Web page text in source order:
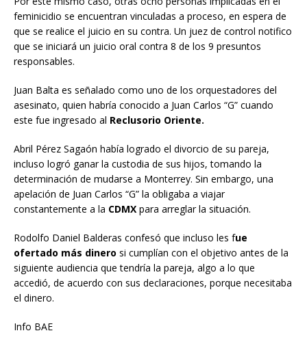
feminicidio se encuentran vinculadas a proceso, en espera de
que se realice el juicio en su contra. Un juez de control notifico
que se iniciará un juicio oral contra 8 de los 9 presuntos
responsables.
Juan Balta es señalado como uno de los orquestadores del
asesinato, quien habría conocido a Juan Carlos “G” cuando
este fue ingresado al Reclusorio Oriente.
Abril Pérez Sagaón había logrado el divorcio de su pareja,
incluso logró ganar la custodia de sus hijos, tomando la
determinación de mudarse a Monterrey. Sin embargo, una
apelación de Juan Carlos “G” la obligaba a viajar
constantemente a la CDMX para arreglar la situación.
Rodolfo Daniel Balderas confesó que incluso les fue
ofertado más dinero si cumplían con el objetivo antes de la
siguiente audiencia que tendría la pareja, algo a lo que
accedió, de acuerdo con sus declaraciones, porque necesitaba
el dinero.
Info BAE